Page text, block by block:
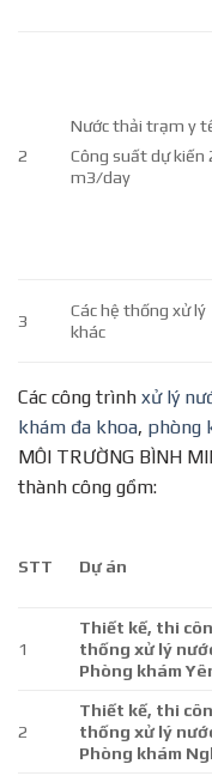
2
Nước thải trạm y
Công suất dự kiến
m3/day
3
Các hệ thống xử lý
khác
Các công trình xử lý
khám đa khoa, phòng
MÔI TRƯỜNG BÌNH
thành công gồm:
STT Dự án
1
Thiết kế, thi
thống xử lý
Phòng khám
2
Thiết kế, thi
thống xử lý
Phòng khám